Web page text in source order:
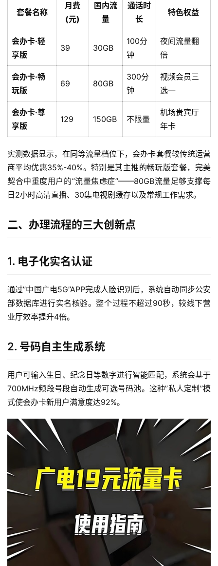
套餐名称
月费
(元)
国内流
量
通话时
长
特色权益
会办卡·轻
享版
39 30GB
100分
钟
夜间流量翻
倍
会办卡·畅
玩版
69 80GB
300分
钟
视频会员三
选一
会办卡·尊
享版
129 150GB 不限量
机场贵宾厅
年卡
实测数据显示，在同等流量档位下，会办卡套餐较传统运营
商平均优惠35%-40%。特别是其主推的畅玩版套餐，完美
契合中重度用户的”流量焦虑症”——80GB流量足够支撑每
日2小时高清直播、30集电视剧缓存以及常规工作需求。
二、办理流程的三大创新点
1. 电子化实名认证
通过”中国广电5G”APP完成人脸识别后，系统自动同步公安
部数据库进行实名核验。整个过程不超过90秒，较线下营
业厅效率提升4倍。
2. 号码自主生成系统
用户可输入生日、纪念日等数字进行智能匹配，系统会基于
700MHz频段号段自动生成可选号码池。这种”私人定制”模
式使会办卡新用户满意度达92%。